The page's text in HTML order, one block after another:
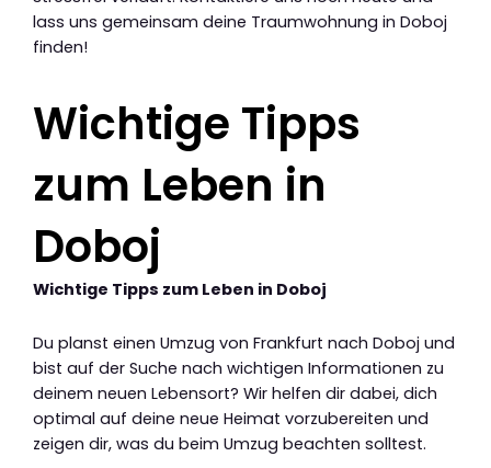
lass uns gemeinsam deine Traumwohnung in Doboj
finden!
Wichtige Tipps
zum Leben in
Doboj
Wichtige Tipps zum Leben in Doboj
Du planst einen Umzug von Frankfurt nach Doboj und
bist auf der Suche nach wichtigen Informationen zu
deinem neuen Lebensort? Wir helfen dir dabei, dich
optimal auf deine neue Heimat vorzubereiten und
zeigen dir, was du beim Umzug beachten solltest.